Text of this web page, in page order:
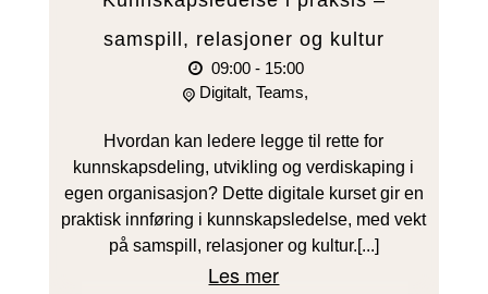
samspill, relasjoner og kultur
09:00 - 15:00
Digitalt, Teams,
Hvordan kan ledere legge til rette for
kunnskapsdeling, utvikling og verdiskaping i
egen organisasjon? Dette digitale kurset gir en
praktisk innføring i kunnskapsledelse, med vekt
på samspill, relasjoner og kultur.[...]
Les mer